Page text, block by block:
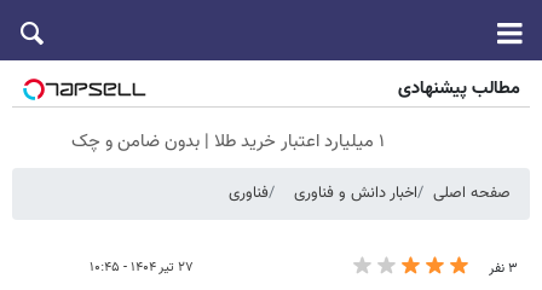
مطالب پیشنهادی
۱ میلیارد اعتبار خرید طلا | بدون ضامن و چک
صفحه اصلی اخبار دانش و فناوری فناوری
۳ نفر ۲۷ تیر ۱۴۰۴ - ۱۰:۴۵